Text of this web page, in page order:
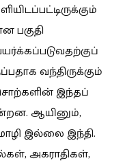
பகுதி
வந்திருக்கும்
இந்தப்
ஆயினும்,
இல்லைஇந்தி.
அகராதிகள்,